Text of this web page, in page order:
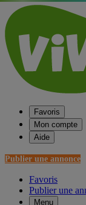
Favoris
Mon compte
Aide
Publier une annonce
Favoris
Publier une
Menu